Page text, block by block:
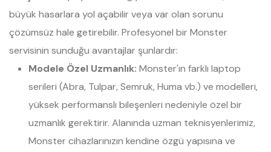
büyük hasarlara yol açabilir veya var olan sorunu
çözümsüz hale getirebilir. Profesyonel bir Monster
servisinin sunduğu avantajlar şunlardır:
Modele Özel Uzmanlık: Monster'ın farklı laptop
serileri (Abra, Tulpar, Semruk, Huma vb.) ve modelleri,
yüksek performanslı bileşenleri nedeniyle özel bir
uzmanlık gerektirir. Alanında uzman teknisyenlerimiz,
Monster cihazlarınızın kendine özgü yapısına ve